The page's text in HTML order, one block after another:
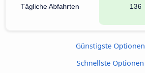
Tägliche Abfahrten 136
Günstigste Optionen
Schnellste Optionen